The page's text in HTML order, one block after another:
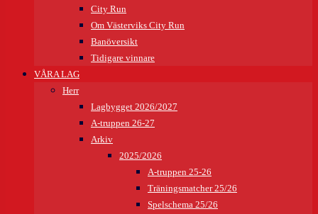
City Run
Om Västerviks City Run
Banöversikt
Tidigare vinnare
VÅRA LAG
Herr
Lagbygget 2026/2027
A-truppen 26-27
Arkiv
2025/2026
A-truppen 25-26
Träningsmatcher 25/26
Spelschema 25/26